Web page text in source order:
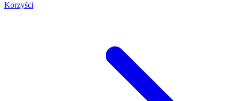
Korzyści